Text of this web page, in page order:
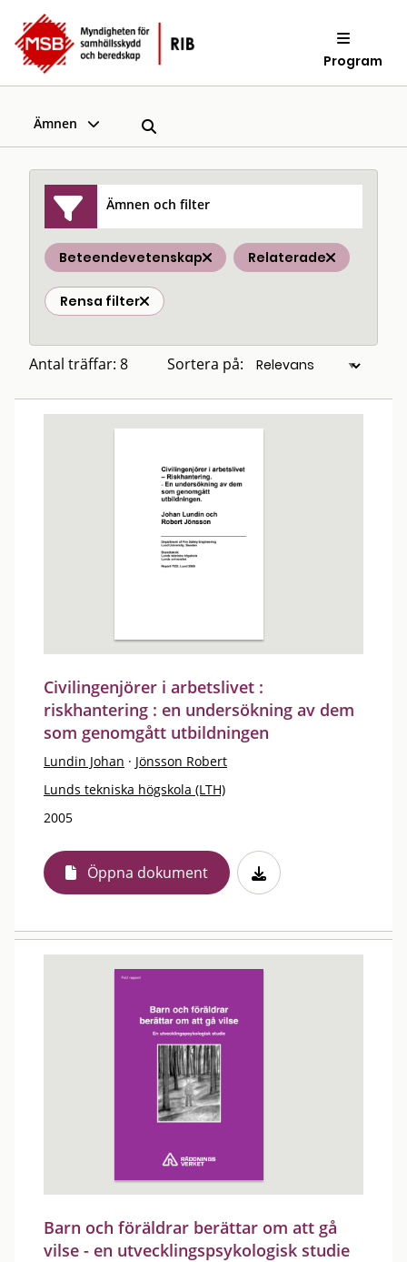
Program
Ämnen
Ämnen och filter
Beteendevetenskap Relaterade
Rensa filter
Antal träffar: 8 Sortera på:
Civilingenjörer i arbetslivet :
riskhantering : en undersökning av dem
som genomgått utbildningen
Lundin Johan · Jönsson Robert
Lunds tekniska högskola (LTH)
2005
Öppna dokument
Barn och föräldrar berättar om att gå
vilse - en utvecklingspsykologisk studie